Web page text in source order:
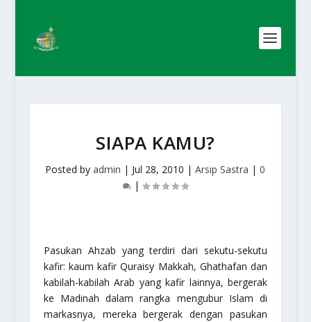
SIAPA KAMU?
Posted byadmin | Jul 28, 2010 |Arsip Sastra |0
|
Pasukan Ahzab yang terdiri dari sekutu-sekutu
kafir: kaum kafir Quraisy Makkah, Ghathafan dan
kabilah-kabilah Arab yang kafir lainnya, bergerak
ke Madinah dalam rangka mengubur Islam di
markasnya, mereka bergerak dengan pasukan